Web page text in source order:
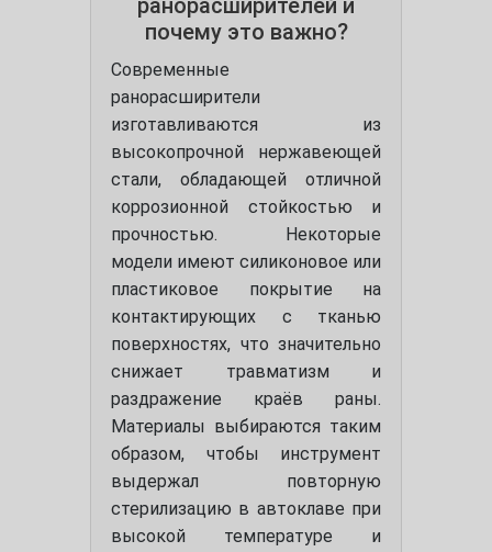
ранорасширителей и
почему это важно?
Современные
ранорасширители
изготавливаются из
высокопрочной нержавеющей
стали, обладающей отличной
коррозионной стойкостью и
прочностью. Некоторые
модели имеют силиконовое или
пластиковое покрытие на
контактирующих с тканью
поверхностях, что значительно
снижает травматизм и
раздражение краёв раны.
Материалы выбираются таким
образом, чтобы инструмент
выдержал повторную
стерилизацию в автоклаве при
высокой температуре и